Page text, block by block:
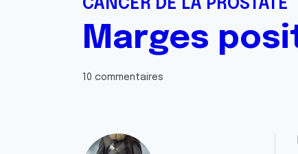
CANCER DE LA PROSTATE
Marges
10 commentaires